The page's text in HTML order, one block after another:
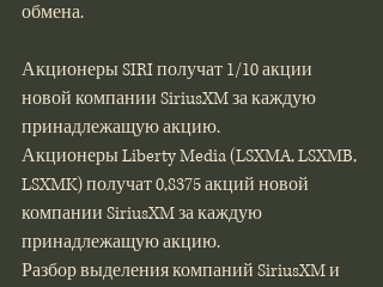
обмена.
Акционеры SIRI получат 1/10 акции
новой компании SiriusXM за каждую
принадлежащую акцию.
Акционеры Liberty Media (LSXMA, LSXMB,
LSXMK) получат 0,8375 акций новой
компании SiriusXM за каждую
принадлежащую акцию.
Разбор выделения компаний SiriusXM и